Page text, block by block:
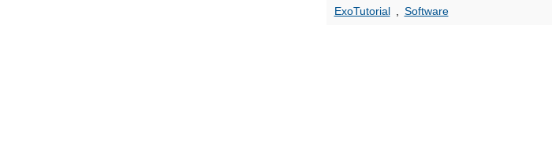
ExoTutorial, Software